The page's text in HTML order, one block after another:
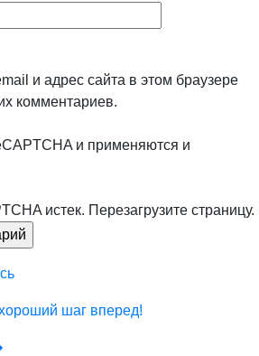
и адрес сайта в этом браузере
комментариев.
и применяются и
истек. Перезагрузите страницу.
шаг вперед!